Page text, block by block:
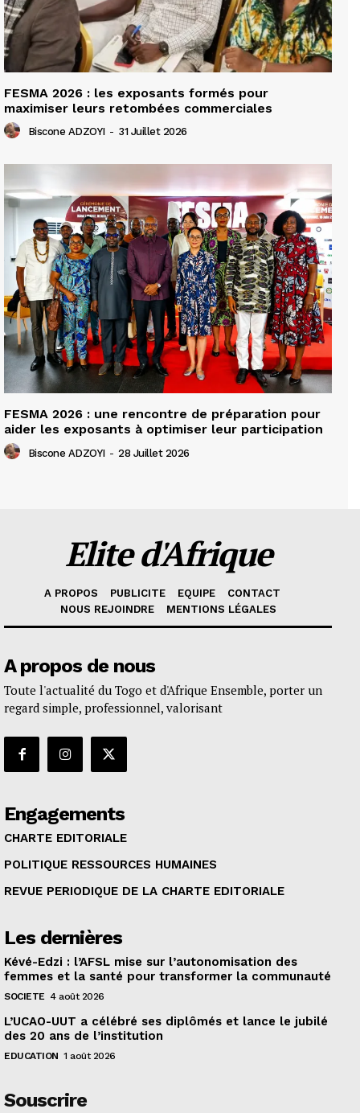
FESMA 2026 : les exposants formés pour
maximiser leurs retombées commerciales
Biscone ADZOYI - 31 Juillet 2026
FESMA 2026 : une rencontre de préparation pour
aider les exposants à optimiser leur participation
Biscone ADZOYI - 28 Juillet 2026
Elite d'Afrique
A PROPOS PUBLICITE EQUIPE
CONTACT
NOUS REJOINDRE
MENTIONS LÉGALES
A propos de nous
Toute l'actualité du Togo et d'Afrique Ensemble, porter un
regard simple, professionnel, valorisant
Engagements
CHARTE EDITORIALE
POLITIQUE RESSOURCES HUMAINES
REVUE PERIODIQUE DE LA CHARTE EDITORIALE
Les dernières
Kévé-Edzi : l’AFSL mise sur l’autonomisation des
femmes et la santé pour transformer la communauté
SOCIETE 4 août 2026
L’UCAO-UUT a célébré ses diplômés et lance le jubilé
des 20 ans de l’institution
EDUCATION 1 août 2026
Souscrire